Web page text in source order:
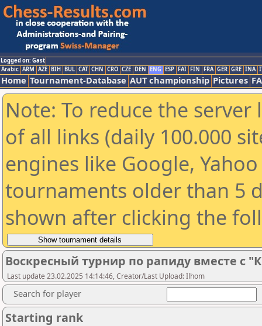
Logged on: Gast
Arabic ARM AZE BIH BUL CAT CHN CRO CZE DEN ENG ESP FAI FIN FRA GER GRE INA
Home Tournament-Database AUT championship Pictures
Note: To reduce the
of all links (daily 100.000
engines like Google,
tournaments older than 5
shown after clicking the
Воскресный турнир по рапиду вместе с
Last update 23.02.2025 14:14:46, Creator/Last Upload: Ilhom
Search for player
Starting rank